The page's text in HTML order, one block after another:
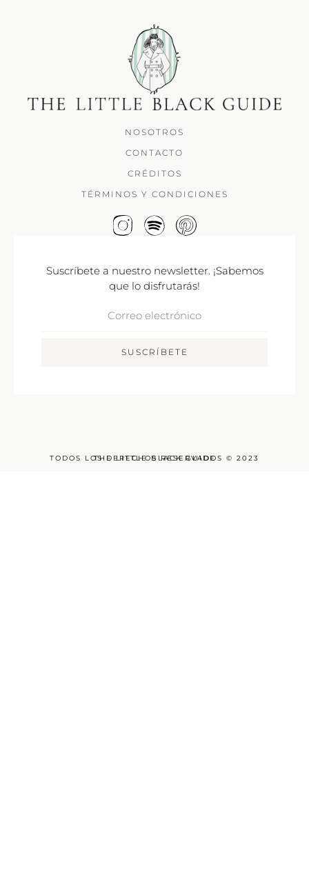
NOSOTROS
CONTACTO
CRÉDITOS
TÉRMINOS Y CONDICIONES
Suscríbete a nuestro newsletter. ¡Sabemos
que lo disfrutarás!
SUSCRÍBETE
TODOS LOS DERECHOS RESERVADOS © 2023
THE LITTLE BLACK GUIDE